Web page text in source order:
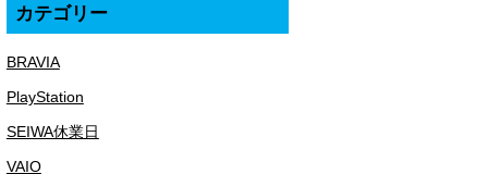
カテゴリー
BRAVIA
PlayStation
SEIWA休業日
VAIO